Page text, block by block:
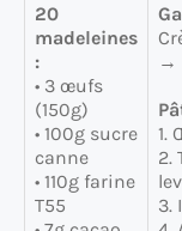
20
madeleines
:
• 3 œufs
(150g)
• 100g sucre
canne
• 110g farine
T55
→
1.
2.
3.